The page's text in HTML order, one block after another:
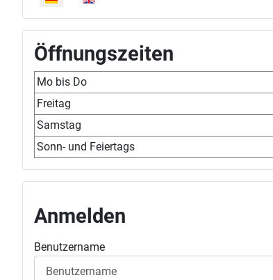
Öffnungszeiten
Mo bis Do
Freitag
Samstag
Sonn- und Feiertags
Anmelden
Benutzername